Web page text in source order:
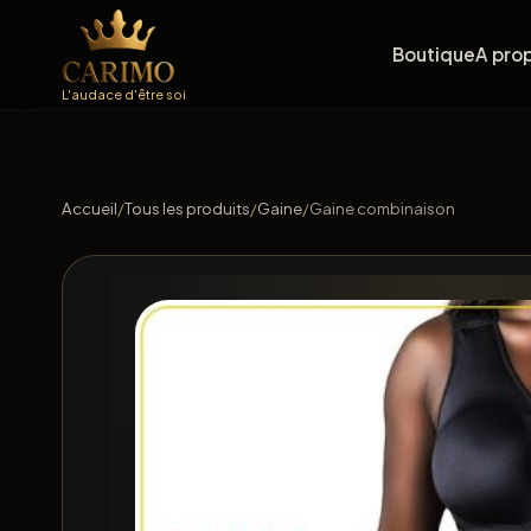
L'audace d'être soi
BoutiqueA
Accueil/Tous les produits/Gaine/Gaine combinaison